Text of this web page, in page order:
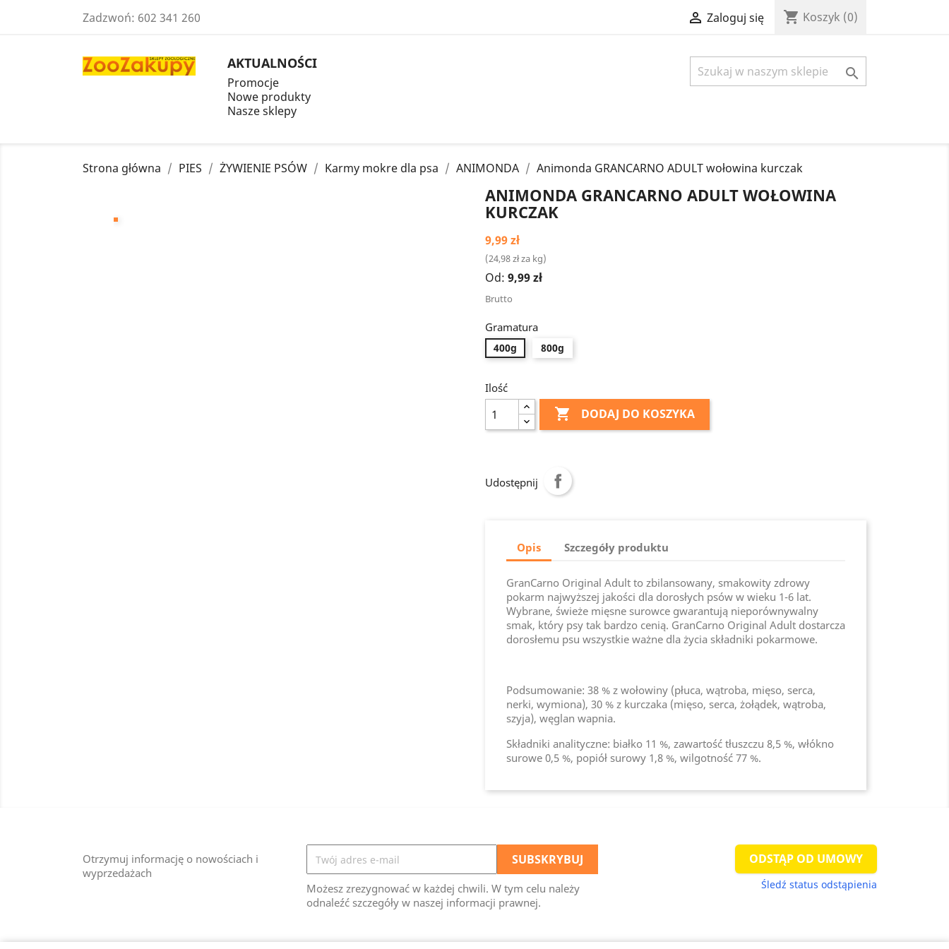
Zadzwoń: 602 341 260  Zaloguj się shopping_cart Koszyk (0)
AKTUALNOŚCI
Promocje
Nowe produkty
Nasze sklepy

Strona główna PIES ŻYWIENIE PSÓW Karmy mokre dla psa ANIMONDA Animonda GRANCARNO ADULT wołowina kurczak
ANIMONDA GRANCARNO ADULT WOŁOWINA
KURCZAK
9,99 zł
(24,98 zł za kg)
Od: 9,99 zł
Brutto
Gramatura
400g 800g
Ilość
 DODAJ DO KOSZYKA
Udostępnij
Opis Szczegóły produktu
GranCarno Original Adult to zbilansowany, smakowity zdrowy
pokarm najwyższej jakości dla dorosłych psów w wieku 1-6 lat.
Wybrane, świeże mięsne surowce gwarantują nieporównywalny
smak, który psy tak bardzo cenią. GranCarno Original Adult dostarcza
dorosłemu psu wszystkie ważne dla życia składniki pokarmowe.
Podsumowanie: 38 % z wołowiny (płuca, wątroba, mięso, serca,
nerki, wymiona), 30 % z kurczaka (mięso, serca, żołądek, wątroba,
szyja), węglan wapnia.
Składniki analityczne: białko 11 %, zawartość tłuszczu 8,5 %, włókno
surowe 0,5 %, popiół surowy 1,8 %, wilgotność 77 %.
Otrzymuj informację o nowościach i
wyprzedażach
Możesz zrezygnować w każdej chwili. W tym celu należy
odnaleźć szczegóły w naszej informacji prawnej.
ODSTĄP OD UMOWY
Śledź status odstąpienia